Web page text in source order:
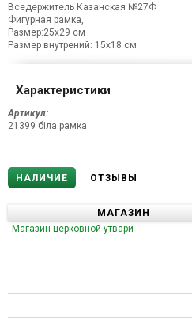
Вседержитель Казанская №27Ф
Фигурная рамка,
Размер:25х29 см
Размер внутрений: 15х18 см
Характеристики
Артикул:
21399 біла рамка
НАЛИЧИЕ ОТЗЫВЫ
МАГАЗИН
Магазин церковной утвари